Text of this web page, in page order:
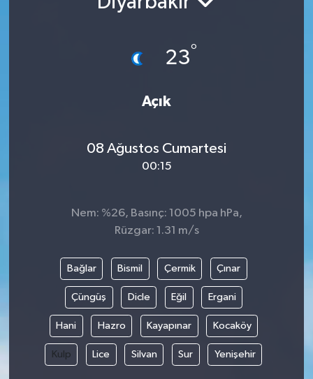
23°
Açık
08 Ağustos Cumartesi
00:15
Nem: %26, Basınç: 1005 hpa hPa,
Rüzgar: 1.31 m/s
Bağlar Bismil Çermik Çınar
Çüngüş Dicle Eğil Ergani
Hani Hazro Kayapınar Kocaköy
Kulp Lice Silvan Sur Yenişehir